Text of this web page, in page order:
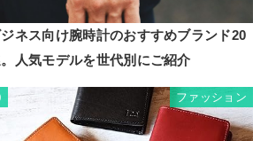
ネス向け腕時計のおすすめブランド20
人気モデルを世代別にご紹介
ファッション